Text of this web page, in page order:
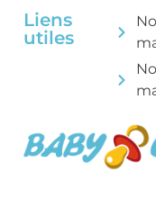
Liens
utiles